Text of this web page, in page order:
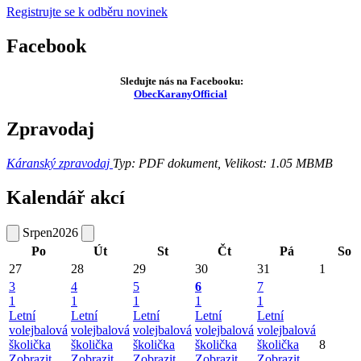
Registrujte se k odběru novinek
Facebook
Sledujte nás na Facebooku:
ObecKaranyOfficial
Zpravodaj
Káranský zpravodaj Typ: PDF dokument, Velikost: 1.05 MBMB
Kalendář akcí
Srpen2026
Po
Út St Čt Pá
So
27
28 29 30 31
1
3
1
Letní
volejbalová
školička
4
1
Letní
volejbalová
školička
5
1
Letní
volejbalová
školička
6
1
Letní
volejbalová
školička
7
1
Letní
volejbalová
školička
8